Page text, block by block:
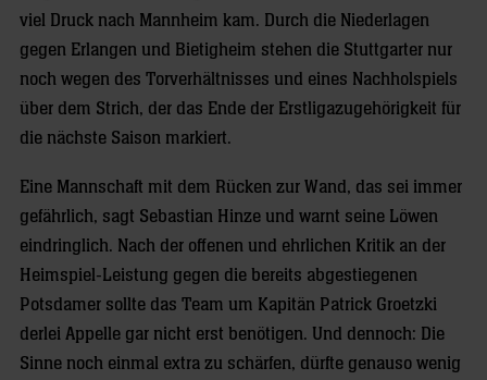
viel Druck nach Mannheim kam. Durch die Niederlagen
gegen Erlangen und Bietigheim stehen die Stuttgarter nur
noch wegen des Torverhältnisses und eines Nachholspiels
über dem Strich, der das Ende der Erstligazugehörigkeit für
die nächste Saison markiert.
Eine Mannschaft mit dem Rücken zur Wand, das sei immer
gefährlich, sagt Sebastian Hinze und warnt seine Löwen
eindringlich. Nach der offenen und ehrlichen Kritik an der
Heimspiel-Leistung gegen die bereits abgestiegenen
Potsdamer sollte das Team um Kapitän Patrick Groetzki
derlei Appelle gar nicht erst benötigen. Und dennoch: Die
Sinne noch einmal extra zu schärfen, dürfte genauso wenig